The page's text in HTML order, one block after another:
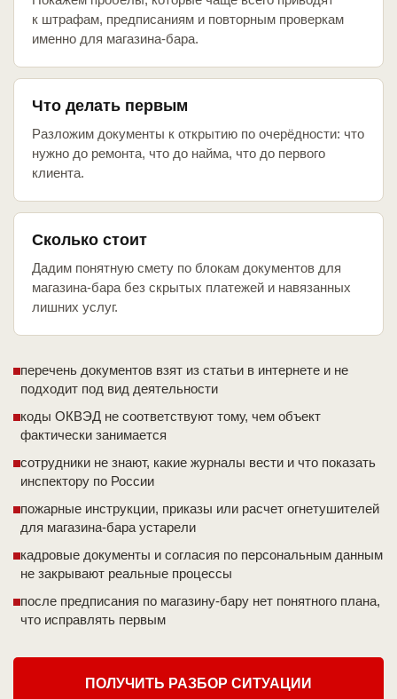
к штрафам, предписаниям и повторным проверкам
именно для магазина-бара.
Что делать первым
Разложим документы к открытию по очерёдности: что
нужно до ремонта, что до найма, что до первого
клиента.
Сколько стоит
Дадим понятную смету по блокам документов для
магазина-бара без скрытых платежей и навязанных
лишних услуг.
перечень документов взят из статьи в интернете и не
подходит под вид деятельности
коды ОКВЭД не соответствуют тому, чем объект
фактически занимается
сотрудники не знают, какие журналы вести и что показать
инспектору по России
пожарные инструкции, приказы или расчет огнетушителей
для магазина-бара устарели
кадровые документы и согласия по персональным данным
не закрывают реальные процессы
после предписания по магазину-бару нет понятного плана,
что исправлять первым
ПОЛУЧИТЬ РАЗБОР СИТУАЦИИ